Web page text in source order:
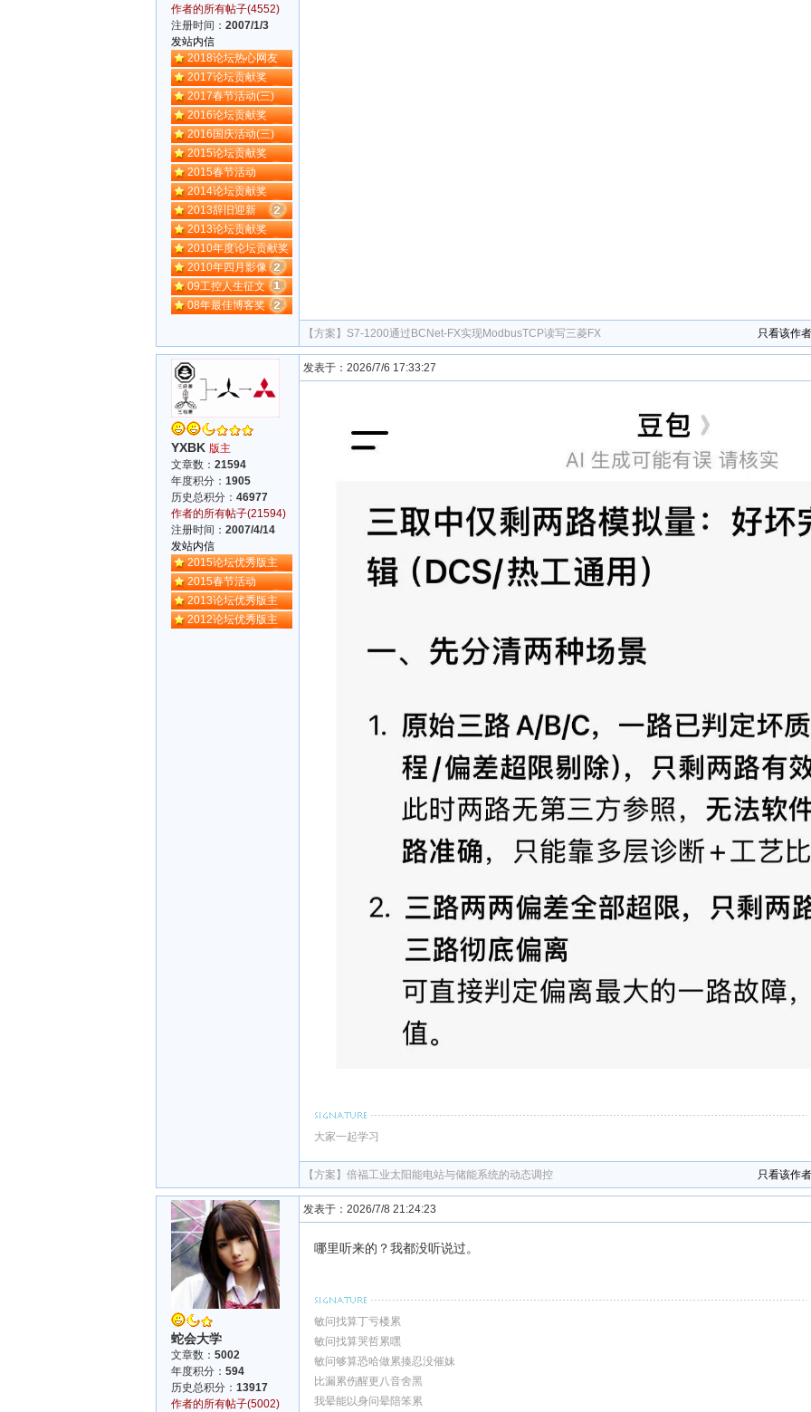
作者的所有帖子(4552)
注册时间： 2007/1/3
发站内信
2018论坛热心网友
2017论坛贡献奖
2017春节活动(三)
2016论坛贡献奖
2016国庆活动(三)
2015论坛贡献奖
2015春节活动
2014论坛贡献奖
2013辞旧迎新
2013论坛贡献奖
2010年度论坛贡献奖
2010年四月影像
09工控人生征文
08年最佳博客奖
【方案】 S7-1200通过BCNet-FX实现ModbusTCP读写三菱FX 只看该作者
YXBK 版主
文章数： 21594
年度积分： 1905
历史总积分： 46977
作者的所有帖子(21594)
注册时间： 2007/4/14
发站内信
2015论坛优秀版主
2015春节活动
2013论坛优秀版主
2012论坛优秀版主
发表于：2026/7/6 17:33:27
大家一起学习
【方案】 倍福工业太阳能电站与储能系统的动态调控 只看该作者
蛇会大学
文章数： 5002
年度积分： 594
历史总积分： 13917
作者的所有帖子(5002)
发表于：2026/7/8 21:24:23
哪里听来的？我都没听说过。
敏问找算丁亏楼累
敏问找算哭哲累嘿
敏问够算恐哈做累揍忍没催妹
比漏累伤醒更八音舍黑
我晕能以身问晕陪笨累